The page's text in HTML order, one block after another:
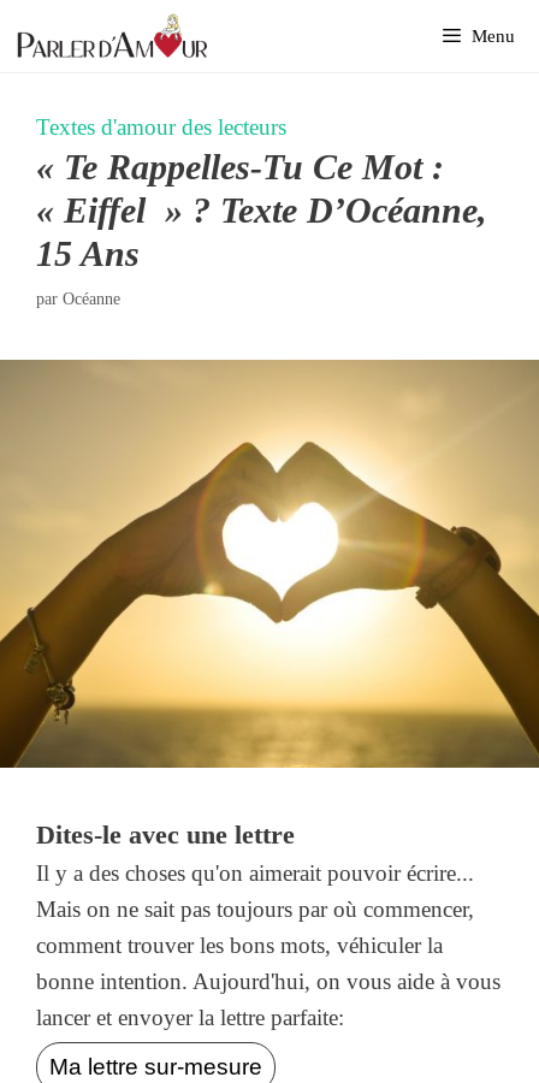
au
Menu
Textes d'amour des lecteurs
« Te Rappelles-Tu Ce Mot :
« Eiffel » ? Texte D’Océanne,
15 Ans
par Océanne
Dites-le avec une lettre
Il y a des choses qu'on aimerait pouvoir écrire...
Mais on ne sait pas toujours par où commencer,
comment trouver les bons mots, véhiculer la
bonne intention. Aujourd'hui, on vous aide à vous
lancer et envoyer la lettre parfaite:
Ma lettre sur-mesure